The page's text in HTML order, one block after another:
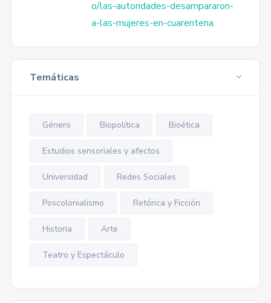
o/las-autoridades-desampararon-
a-las-mujeres-en-cuarentena
Temáticas
Género Biopolítica Bioética
Estudios sensoriales y afectos
Universidad Redes Sociales
Poscolonialismo Retórica y Ficción
Historia Arte
Teatro y Espectáculo